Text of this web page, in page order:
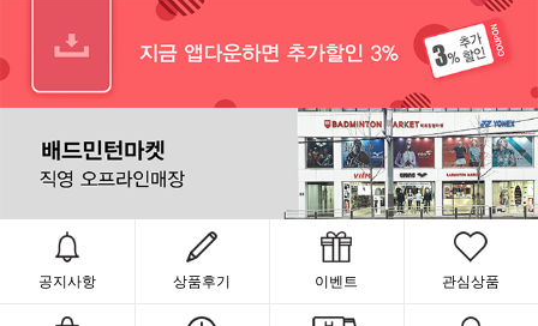
공지사항 상품후기 이벤트 관심상품